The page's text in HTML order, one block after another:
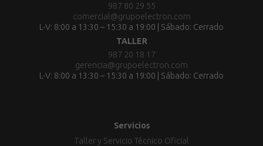
987 80 29 55
comercial@grupoelectron.com
L-V: 8:00 a 13:30 – 15:30 a 19:00 | Sábado: Cerrado
TALLER
987 20 18 17
gerencia@grupoelectron.com
L-V: 8:00 a 13:30 – 15:30 a 19:00 | Sábado: Cerrado
Servicios
Taller y Servicio Técnico Oficial